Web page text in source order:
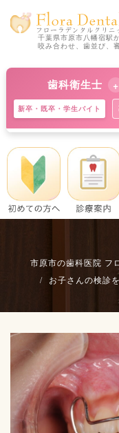
千葉県市原市八幡宿駅
咬み合わせ、歯並び、
歯科衛生士
新卒・既卒・学生バイト
独自の教育制度で着実に
アップ。学生バイトも
す。※既卒・中途の方も
迎。
市原市の歯科医院 フ
お子さんの検診